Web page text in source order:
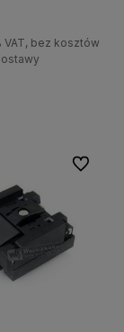
VAT, bez kosztów
Do